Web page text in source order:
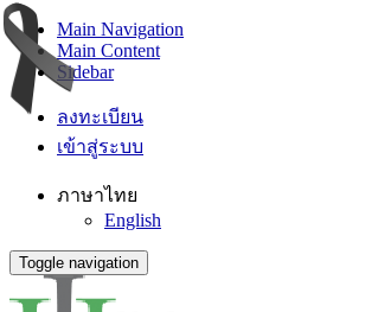
Main Navigation
Main Content
Sidebar
ลงทะเบียน
เข้าสู่ระบบ
ภาษาไทย
English
Toggle navigation